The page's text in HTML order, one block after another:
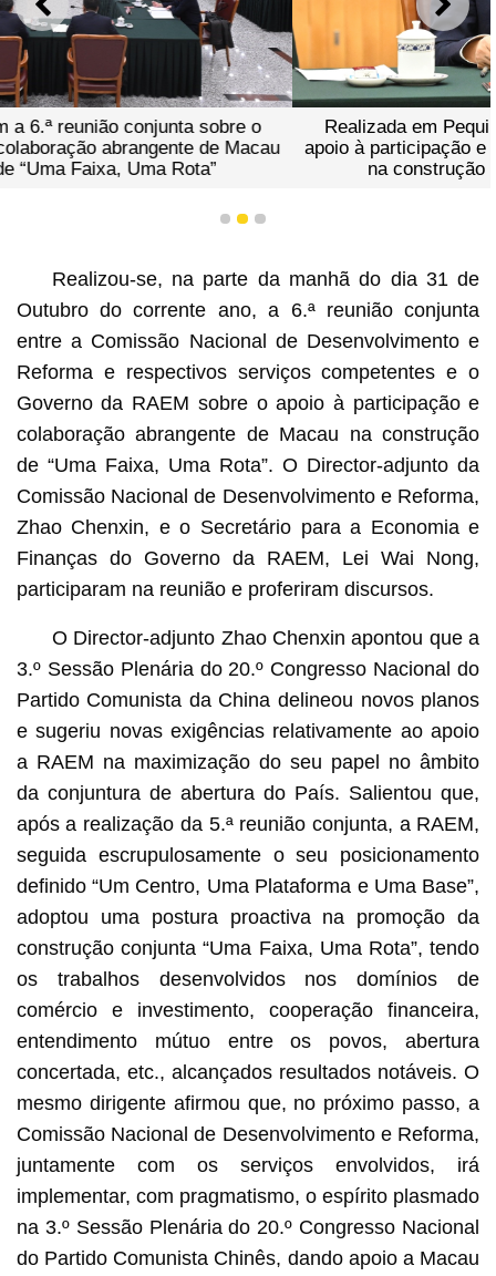
ANTERIOR
Realizada em Pequim a 6.ª reunião conjunta sobre o
apoio à participação e colaboração abrangente de Macau
na construção de “Uma Faixa, Uma Rota”
1 2 3
Realizou-se, na parte da manhã do dia 31 de
Outubro do corrente ano, a 6.ª reunião conjunta
entre a Comissão Nacional de Desenvolvimento e
Reforma e respectivos serviços competentes e o
Governo da RAEM sobre o apoio à participação e
colaboração abrangente de Macau na construção
de “Uma Faixa, Uma Rota”. O Director-adjunto da
Comissão Nacional de Desenvolvimento e Reforma,
Zhao Chenxin, e o Secretário para a Economia e
Finanças do Governo da RAEM, Lei Wai Nong,
participaram na reunião e proferiram discursos.
O Director-adjunto Zhao Chenxin apontou que a
3.º Sessão Plenária do 20.º Congresso Nacional do
Partido Comunista da China delineou novos planos
e sugeriu novas exigências relativamente ao apoio
a RAEM na maximização do seu papel no âmbito
da conjuntura de abertura do País. Salientou que,
após a realização da 5.ª reunião conjunta, a RAEM,
seguida escrupulosamente o seu posicionamento
definido “Um Centro, Uma Plataforma e Uma Base”,
adoptou uma postura proactiva na promoção da
construção conjunta “Uma Faixa, Uma Rota”, tendo
os trabalhos desenvolvidos nos domínios de
comércio e investimento, cooperação financeira,
entendimento mútuo entre os povos, abertura
concertada, etc., alcançados resultados notáveis. O
mesmo dirigente afirmou que, no próximo passo, a
Comissão Nacional de Desenvolvimento e Reforma,
juntamente com os serviços envolvidos, irá
implementar, com pragmatismo, o espírito plasmado
na 3.º Sessão Plenária do 20.º Congresso Nacional
do Partido Comunista Chinês, dando apoio a Macau